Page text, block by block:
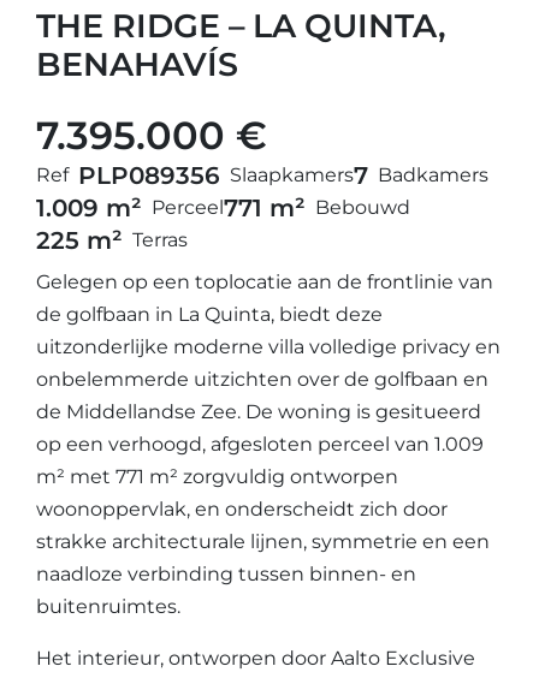
THE RIDGE – LA QUINTA,
BENAHAVÍS
7.395.000 €
Ref PLP089356 Slaapkamers7 Badkamers
1.009 m² Perceel771 m² Bebouwd
225 m² Terras
Gelegen op een toplocatie aan de frontlinie van
de golfbaan in La Quinta, biedt deze
uitzonderlijke moderne villa volledige privacy en
onbelemmerde uitzichten over de golfbaan en
de Middellandse Zee. De woning is gesitueerd
op een verhoogd, afgesloten perceel van 1.009
m² met 771 m² zorgvuldig ontworpen
woonoppervlak, en onderscheidt zich door
strakke architecturale lijnen, symmetrie en een
naadloze verbinding tussen binnen- en
buitenruimtes.
Het interieur, ontworpen door Aalto Exclusive